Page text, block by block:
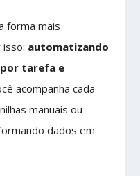
forma mais
automatizando
tarefa e
acompanha cada
manuais ou
dados em